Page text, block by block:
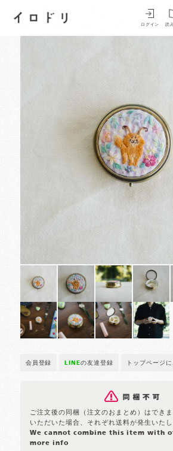
イロドリ
ログイン 読
会員登録 LINEの友達登録 トップページ
ご注文後の同梱（注文のおまとめ）はでき
いただいた場合、それぞれ送料が発生いたし
We cannot combine this item with
more info